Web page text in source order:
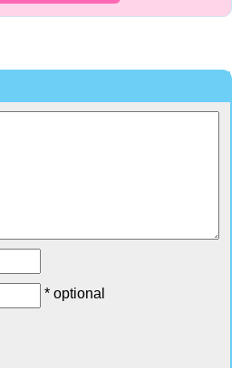
* optional